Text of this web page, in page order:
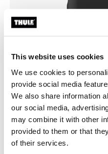
This website uses cookies
We use cookies to
provide social media
We also share information
our social media,
may combine it with other
provided to them or that
of their services.
Choisissez un étui